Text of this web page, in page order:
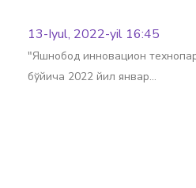
13-Iyul, 2022-yil 16:45
"Яшнобод инновацион
бўйича 2022 йил январ…